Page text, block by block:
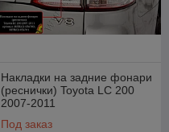
Накладки на задние фонари
(реснички) Toyota LC 200
2007-2011
Под заказ